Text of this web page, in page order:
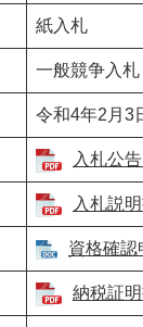
紙入札
一般競争入札
令和4年2月
入札公
入札説
資格確認
納税証